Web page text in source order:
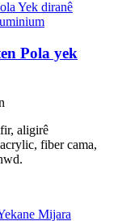
Pola yek
aligirê
fiber cama,